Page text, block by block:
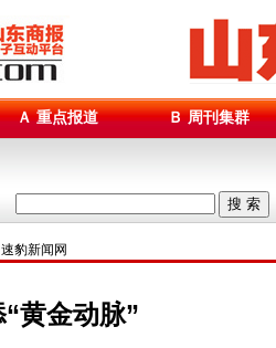
Ａ 重点报道 Ｂ 周刊集群
搜 索
速豹新闻网
黄金动脉”